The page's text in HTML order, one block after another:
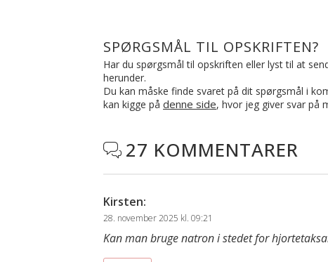
SPØRGSMÅL TIL OPSKRIFTEN?
Har du spørgsmål til opskriften eller lyst til at
herunder.
Du kan måske finde svaret på dit spørgsmål i
kan kigge på denne side, hvor jeg giver svar på
 27 KOMMENTARER
Kirsten:
28. november 2025 kl. 09:21
Kan man bruge natron i stedet for